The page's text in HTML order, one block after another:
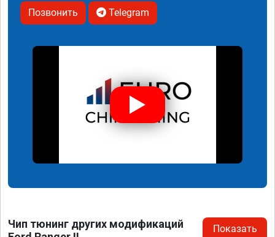
Позвонить Telegram
Чип тюнинг других модификаций
Показать